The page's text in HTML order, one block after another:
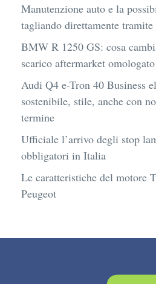
Manutenzione auto e la
tagliando direttamente tramite
BMW R 1250 GS: cosa
scarico aftermarket omologato
Audi Q4 e-Tron 40 Business
sostenibile, stile, anche con
termine
Ufficiale l’arrivo degli stop
obbligatori in Italia
Le caratteristiche del motore
Peugeot